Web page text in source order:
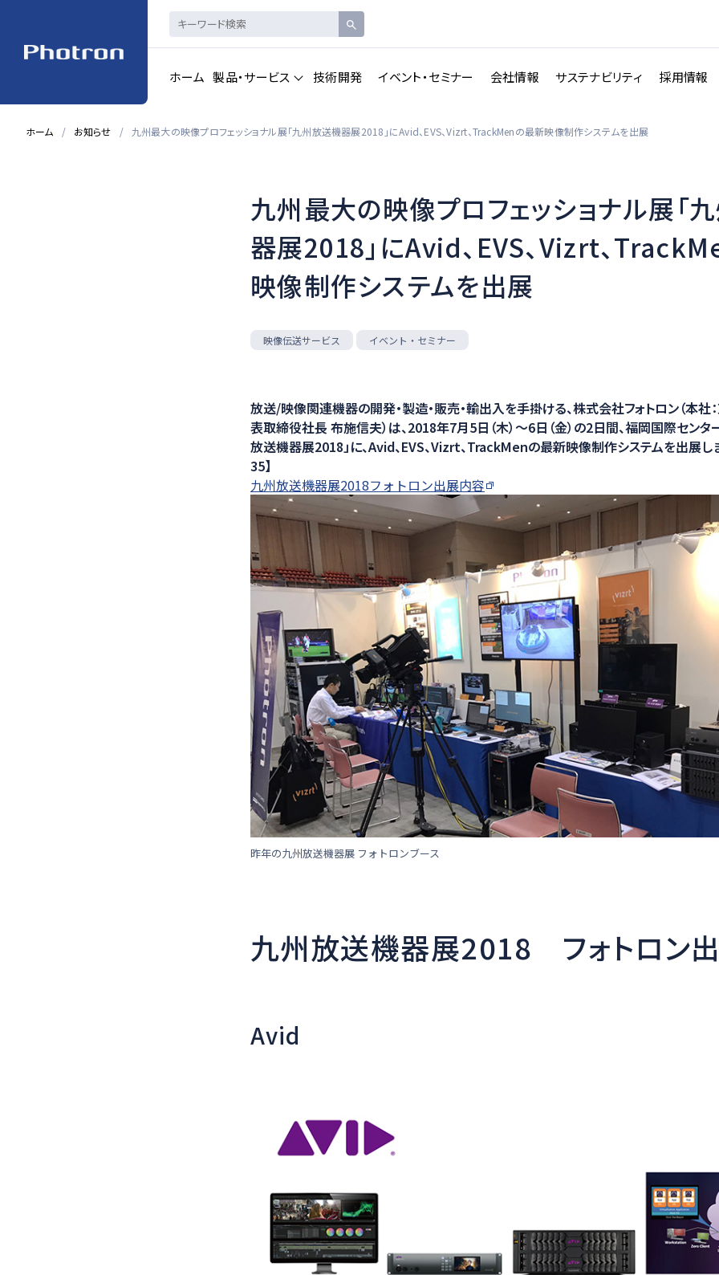
ホーム 製品・サービス 技術開発 イベント・セミナー 会社情報 サステナビリティ 採用情報
CAD製品
一覧を見る
映像伝送サービス
一覧を見る
講義収録・ 講義動
画配信システム
ホーム お知らせ 九州最大の映像プロフェッショナル展「九州放送機器展2018」にAvid、EVS、Vizrt、TrackMenの最新映像制作システムを出展
九州最大の映像プロフェッショナル展「
器展2018」にAvid、EVS、Vizrt、
映像制作システムを出展
映像伝送サービス イベント・セミナー
放送/映像関連機器の開発・製造・販売・輸出入を手掛ける、株式会社フォトロン（本社
表取締役社長 布施信夫）は、2018年7月5日（木）～6日（金）の2日間、福岡国際センタ
放送機器展2018」に、Avid、EVS、Vizrt、TrackMenの最新映像制作システムを出展し
35】
九州放送機器展2018フォトロン出展内容
昨年の九州放送機器展 フォトロンブース
九州放送機器展2018 フォトロン
Avid